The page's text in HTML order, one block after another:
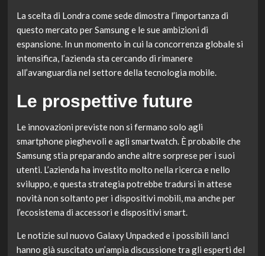
La scelta di Londra come sede dimostra l’importanza di
questo mercato per Samsung e le sue ambizioni di
espansione. In un momento in cui la concorrenza globale si
intensifica, l’azienda sta cercando di rimanere
all’avanguardia nel settore della tecnologia mobile.
Le prospettive future
Le innovazioni previste non si fermano solo agli
smartphone pieghevoli e agli smartwatch. È probabile che
Samsung stia preparando anche altre sorprese per i suoi
utenti. L’azienda ha investito molto nella ricerca e nello
sviluppo, e questa strategia potrebbe tradursi in attese
novità non soltanto per i dispositivi mobili, ma anche per
l’ecosistema di accessori e dispositivi smart.
Le notizie sul nuovo Galaxy Unpacked e i possibili lanci
hanno già suscitato un’ampia discussione tra gli esperti del